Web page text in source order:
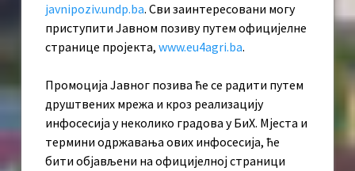
javnipoziv.undp.ba. Сви заинтересовани могу
приступити Јавном позиву путем официјелне
странице пројекта, www.eu4agri.ba.
Промоција Јавног позива ће се радити путем
друштвених мрежа и кроз реализацију
инфосесија у неколико градова у БиХ. Мјеста и
термини одржавања ових инфосесија, ће
бити објављени на официјелној страници